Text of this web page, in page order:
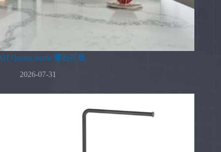
QJ Quartz Stone 闊石花色
2026-07-31